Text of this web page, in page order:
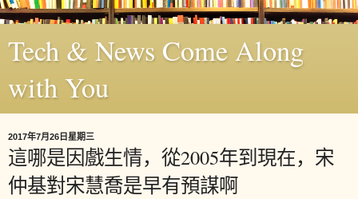
Tech & News Come Along
with You
2017年7月26日星期三
這哪是因戲生情，從2005年到現在，宋
仲基對宋慧喬是早有預謀啊